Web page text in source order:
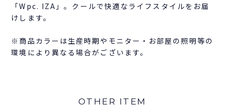
「Wpc. IZA」。クールで快適なライフスタイルをお届
けします。
※商品カラーは生産時期やモニター・お部屋の照明等の
環境により異なる場合がございます。
OTHER ITEM